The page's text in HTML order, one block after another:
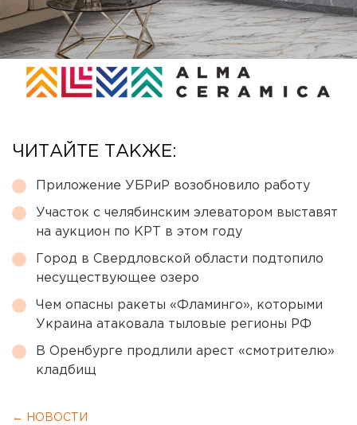
ЧИТАЙТЕ ТАКЖЕ:
Приложение УБРиР возобновило работу
Участок с челябинским элеватором выставят
на аукцион по КРТ в этом году
Город в Свердловской области подтопило
несуществующее озеро
Чем опасны ракеты «Фламинго», которыми
Украина атаковала тыловые регионы РФ
В Оренбурге продлили арест «смотрителю»
кладбищ
← НОВОСТИ